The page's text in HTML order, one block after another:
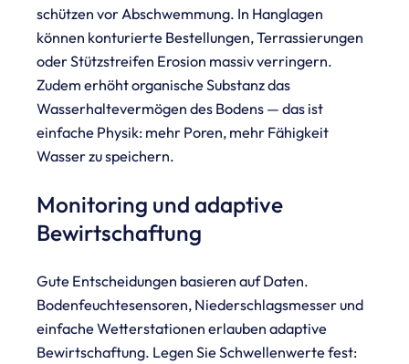
schützen vor Abschwemmung. In Hanglagen
können konturierte Bestellungen, Terrassierungen
oder Stützstreifen Erosion massiv verringern.
Zudem erhöht organische Substanz das
Wasserhaltevermögen des Bodens — das ist
einfache Physik: mehr Poren, mehr Fähigkeit
Wasser zu speichern.
Monitoring und adaptive
Bewirtschaftung
Gute Entscheidungen basieren auf Daten.
Bodenfeuchtesensoren, Niederschlagsmesser und
einfache Wetterstationen erlauben adaptive
Bewirtschaftung. Legen Sie Schwellenwerte fest: